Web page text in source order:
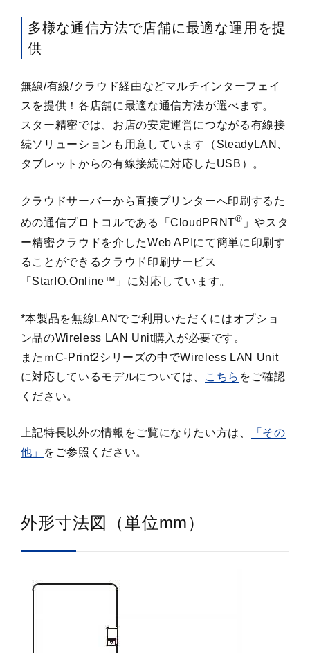
多様な通信方法で店舗に最適な運用を提
供
無線/有線/クラウド経由などマルチインターフェイ
スを提供！各店舗に最適な通信方法が選べます。
スター精密では、お店の安定運営につながる有線接
続ソリューションも用意しています（SteadyLAN、
タブレットからの有線接続に対応したUSB）。
クラウドサーバーから直接プリンターへ印刷するた
めの通信プロトコルである「CloudPRNT® 」やスタ
ー精密クラウドを介したWeb APIにて簡単に印刷す
ることができるクラウド印刷サービス
「StarIO.Online™」に対応しています。
*本製品を無線LANでご利用いただくにはオプショ
ン品のWireless LAN Unit購入が必要です。
またｍC-Print2シリーズの中でWireless LAN Unit
に対応しているモデルについては、
こちら をご確認
ください。
上記特長以外の情報をご覧になりたい方は、
「その
他」
をご参照ください。
外形寸法図（単位mm）